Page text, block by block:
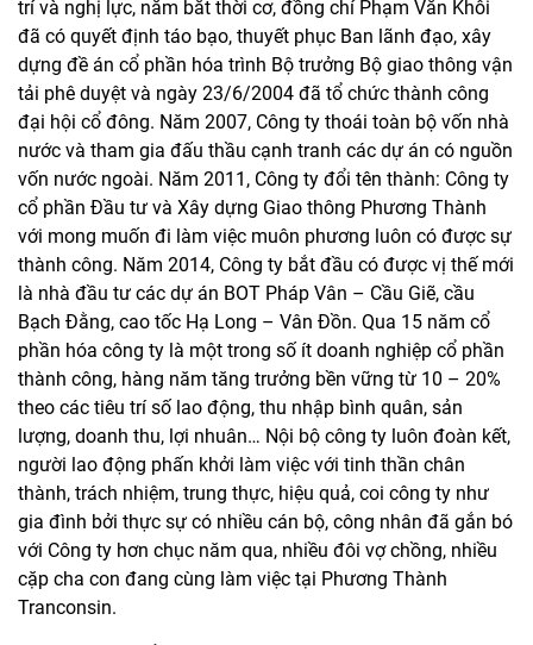
trí và nghị lực, nắm bắt thời cơ, đồng chí Phạm Văn Khôi
đã có quyết định táo bạo, thuyết phục Ban lãnh đạo, xây
dựng đề án cổ phần hóa trình Bộ trưởng Bộ giao thông vận
tải phê duyệt và ngày 23/6/2004 đã tổ chức thành công
đại hội cổ đông. Năm 2007, Công ty thoái toàn bộ vốn nhà
nước và tham gia đấu thầu cạnh tranh các dự án có nguồn
vốn nước ngoài. Năm 2011, Công ty đổi tên thành: Công ty
cổ phần Đầu tư và Xây dựng Giao thông Phương Thành
với mong muốn đi làm việc muôn phương luôn có được sự
thành công. Năm 2014, Công ty bắt đầu có được vị thế mới
là nhà đầu tư các dự án BOT Pháp Vân – Cầu Giẽ, cầu
Bạch Đằng, cao tốc Hạ Long – Vân Đồn. Qua 15 năm cổ
phần hóa công ty là một trong số ít doanh nghiệp cổ phần
thành công, hàng năm tăng trưởng bền vững từ 10 – 20%
theo các tiêu trí số lao động, thu nhập bình quân, sản
lượng, doanh thu, lợi nhuân… Nội bộ công ty luôn đoàn kết,
người lao động phấn khởi làm việc với tinh thần chân
thành, trách nhiệm, trung thực, hiệu quả, coi công ty như
gia đình bởi thực sự có nhiều cán bộ, công nhân đã gắn bó
với Công ty hơn chục năm qua, nhiều đôi vợ chồng, nhiều
cặp cha con đang cùng làm việc tại Phương Thành
Tranconsin.